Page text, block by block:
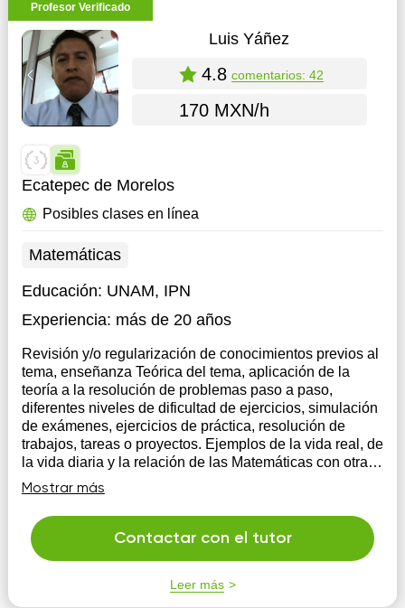
Profesor Verificado
Luis Yáñez
4.8 comentarios: 42
170 MXN/h
Ecatepec de Morelos
Posibles clases en línea
Matemáticas
Educación: UNAM, IPN
Experiencia: más de 20 años
Revisión y/o regularización de conocimientos previos al
tema, enseñanza Teórica del tema, aplicación de la
teoría a la resolución de problemas paso a paso,
diferentes niveles de dificultad de ejercicios, simulación
de exámenes, ejercicios de práctica, resolución de
trabajos, tareas o proyectos. Ejemplos de la vida real, de
la vida diaria y la relación de las Matemáticas con otras
áreas del conocimiento y demás.
Mostrar más
Contactar con el tutor
Leer más